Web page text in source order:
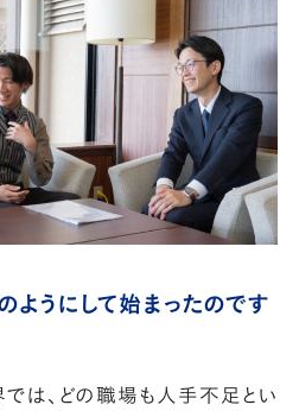
ようにして始まったのです
は、どの職場も人手不足とい